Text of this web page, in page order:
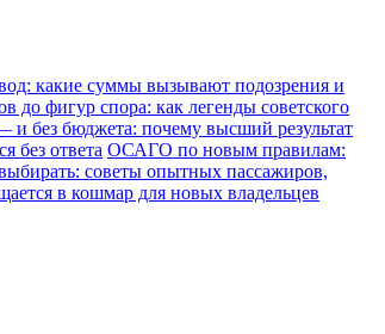
какие суммы вызывают подозрения и
до фигур спора: как легенды советского
без бюджета: почему высший результат
без ответа ОСАГО по новым правилам:
советы опытных пассажиров,
в кошмар для новых владельцев